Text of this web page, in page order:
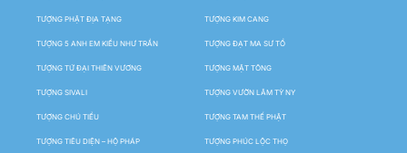
TƯỢNG PHẬT ĐỊA TẠNG TƯỢNG KIM CANG
TƯỢNG 5 ANH EM KIỀU NHƯ TRẦN TƯỢNG ĐẠT MA SƯ TỔ
TƯỢNG TỨ ĐẠI THIÊN VƯƠNG TƯỢNG MẬT TÔNG
TƯỢNG SIVALI TƯỢNG VƯỜN LÂM TỲ NY
TƯỢNG CHÚ TIỂU TƯỢNG TAM THẾ PHẬT
TƯỢNG TIÊU DIỆN – HỘ PHÁP TƯỢNG PHÚC LỘC THỌ